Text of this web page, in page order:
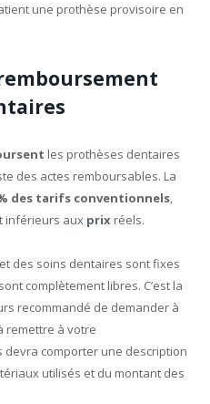
une prothèse provisoire en
les prothèses dentaires
des actes remboursables. La
des tarifs conventionnels
inférieurs aux prix réels.
et des soins dentaires sont fixes
complètement libres. C’est la
recommandé de demander à
remettre à votre
devra comporter une description
utilisés et du montant des